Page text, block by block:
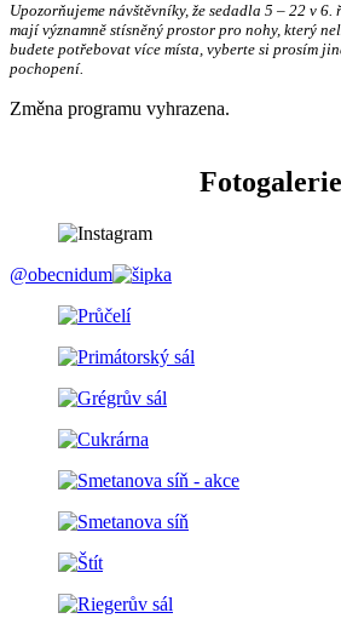
Upozorňujeme návštěvníky, že sedadla 5 – 22 v
mají významně stísněný prostor pro nohy, který
budete potřebovat více místa, vyberte si prosím
pochopení.
Změna programu vyhrazena.
Fotogalerie
@obecnidum